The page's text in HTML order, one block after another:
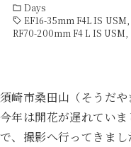
Days
EF16-35mm F4L IS USM
RF70-200mm F4 L IS USM
須崎市桑田山（そうだ
今年は開花が遅れてい
で、撮影へ行ってきまし